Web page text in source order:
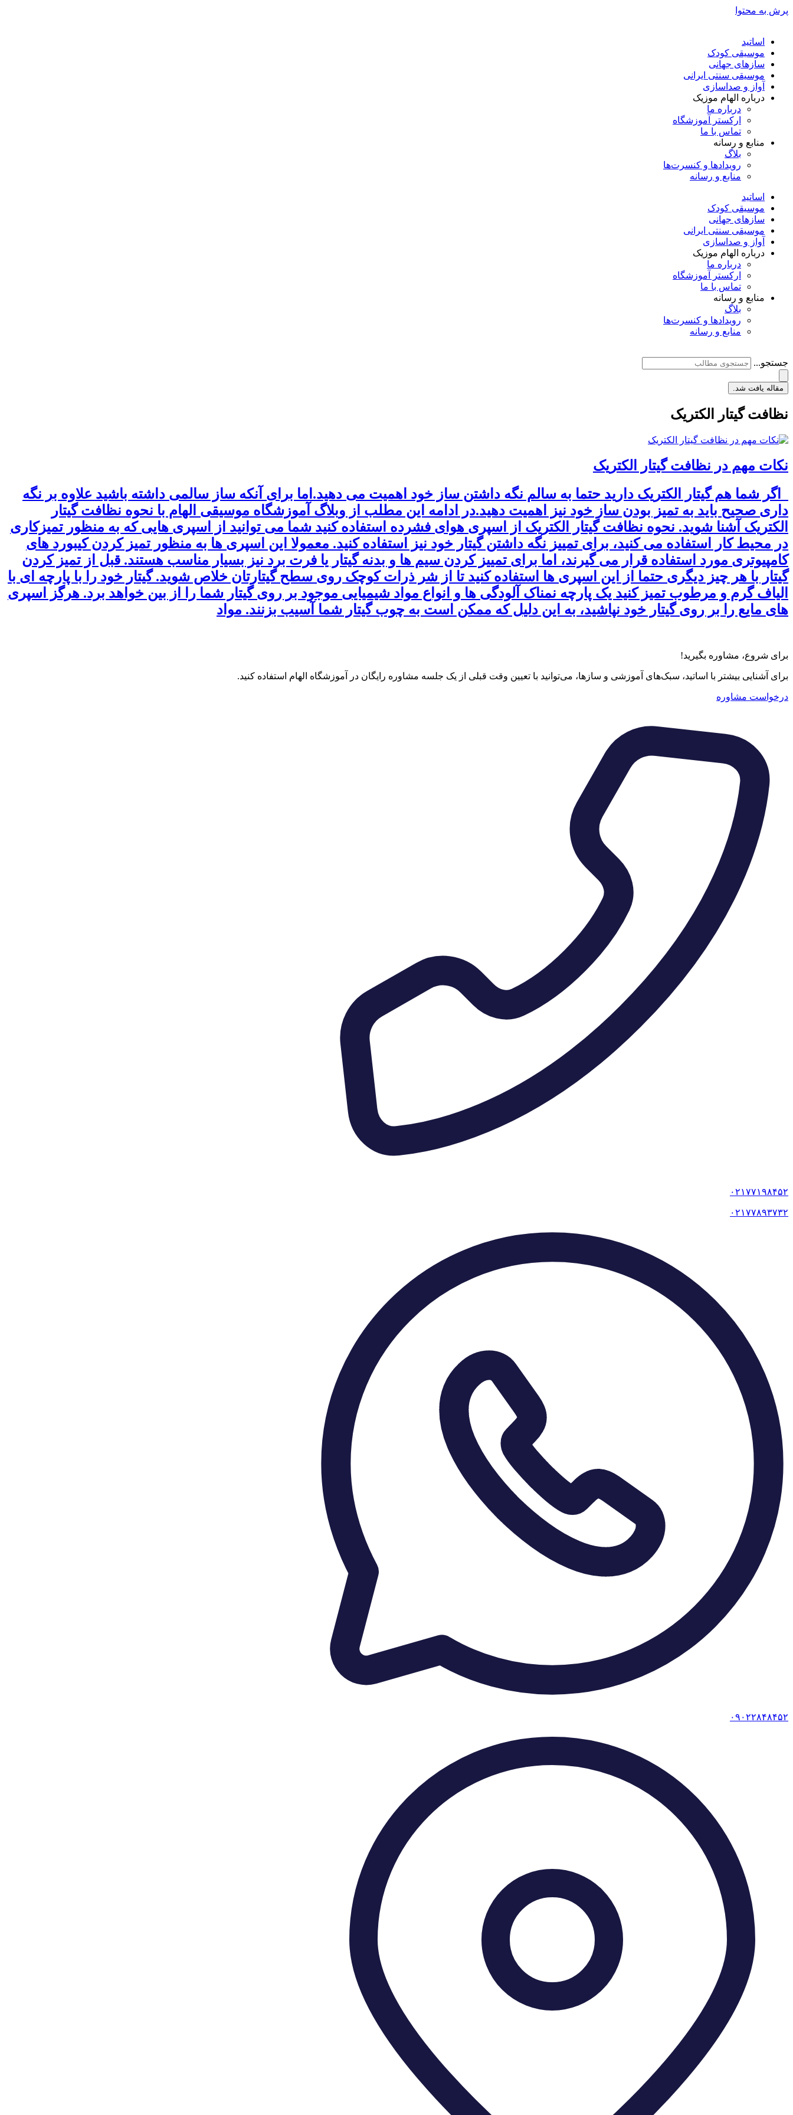
پرش به محتوا
اساتید
موسیقی کودک
سازهای جهانی
موسیقی سنتی ایرانی
آواز و صداسازی
درباره الهام موزیک
درباره ما
ارکستر آموزشگاه
تماس با ما
منابع و رسانه
بلاگ
رویدادها و کنسرت‌ها
منابع و رسانه
اساتید
موسیقی کودک
سازهای جهانی
موسیقی سنتی ایرانی
آواز و صداسازی
درباره الهام موزیک
درباره ما
ارکستر آموزشگاه
تماس با ما
منابع و رسانه
بلاگ
رویدادها و کنسرت‌ها
منابع و رسانه
جستجو...
مقاله یافت شد.
نظافت گیتار الکتریک
نکات مهم در نظافت گیتار الکتریک
اگر شما هم گیتار الکتریک دارید حتما به سالم نگه داشتن ساز خود اهمیت می دهید.اما برای آنکه ساز سالمی داشته باشید علاوه بر نگه
داری صحیح باید به تمیز بودن ساز خود نیز اهمیت دهید.در ادامه این مطلب از وبلاگ آموزشگاه موسیقی الهام با نحوه نظافت گیتار
الکتریک آشنا شوید. نحوه نظافت گیتار الکتریک از اسپری هوای فشرده استفاده کنید شما می توانید از اسپری هایی که به منظور تمیزکاری
در محیط کار استفاده می کنید، برای تمییز نگه داشتن گیتار خود نیز استفاده کنید. معمولا این اسپری ها به منظور تمیز کردن کیبورد های
کامپیوتری مورد استفاده قرار می گیرند، اما برای تمییز کردن سیم ها و بدنه گیتار یا فرت برد نیز بسیار مناسب هستند. قبل از تمیز کردن
گیتار با هر چیز دیگری حتما از این اسپری ها استفاده کنید تا از شر ذرات کوچک روی سطح گیتارتان خلاص شوید. گیتار خود را با پارچه ای با
الیاف گرم و مرطوب تمیز کنید یک پارچه نمناک آلودگی ها و انواع مواد شیمیایی موجود بر روی گیتار شما را از بین خواهد برد. هرگز اسپری
های مایع را بر روی گیتار خود نپاشید، به این دلیل که ممکن است به چوب گیتار شما آسیب بزنند. مواد
برای شروع، مشاوره بگیرید!
برای آشنایی بیشتر با اساتید، سبک‌های آموزشی و سازها، می‌توانید با تعیین وقت قبلی از یک جلسه مشاوره رایگان در آموزشگاه الهام استفاده کنید.
درخواست مشاوره
۰۲۱۷۷۱۹۸۴۵۲
۰۲۱۷۷۸۹۳۷۳۲
۰۹۰۲۲۸۴۸۴۵۲